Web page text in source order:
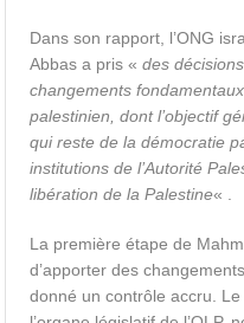
Dans son rapport, l’ONG
Abbas a pris «des
changements
palestinien, dont l’objectif
qui reste de la démocratie
institutions de l’Autorité
libération de la Palestine« .
La première étape de
d’apporter des
donné un contrôle accru.